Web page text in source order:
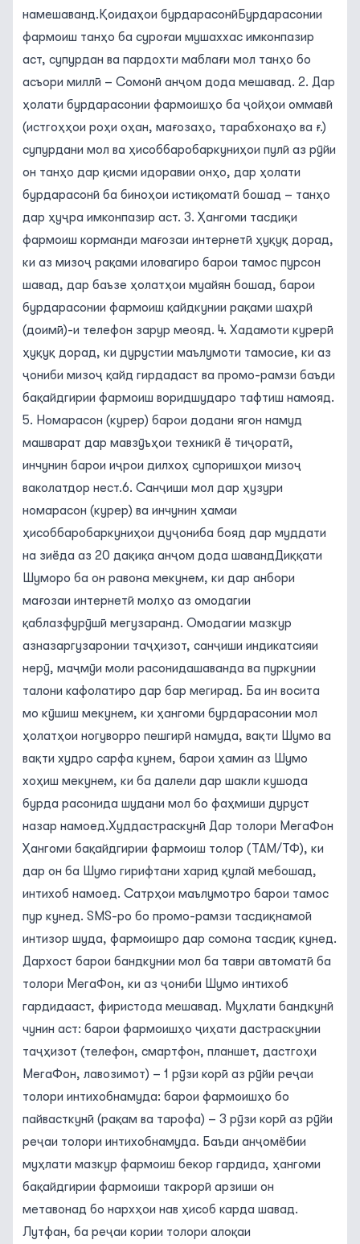
намешаванд. Қоидаҳои бурдарасонӣБурдарасонии
фармоиш танҳо ба суроғаи мушаххас имконпазир
аст, супурдан ва пардохти маблағи мол танҳо бо
асъори миллӣ – Сомонӣ анҷом дода мешавад. 2. Дар
ҳолати бурдарасонии фармоишҳо ба ҷойҳои оммавӣ
(истгоҳҳои роҳи оҳан, мағозаҳо, тарабхонаҳо ва ғ.)
супурдани мол ва ҳисоббаробаркуниҳои пулӣ аз рӯйи
он танҳо дар қисми идоравии онҳо, дар ҳолати
бурдарасонӣ ба биноҳои истиқоматӣ бошад – танҳо
дар ҳуҷра имконпазир аст. 3. Ҳангоми тасдиқи
фармоиш корманди мағозаи интернетӣ ҳуқуқ дорад,
ки аз мизоҷ рақами иловагиро барои тамос пурсон
шавад, дар баъзе ҳолатҳои муайян бошад, барои
бурдарасонии фармоиш қайдкунии рақами шаҳрӣ
(доимӣ)-и телефон зарур меояд. 4. Хадамоти курерӣ
ҳуқуқ дорад, ки дурустии маълумоти тамосие, ки аз
ҷониби мизоҷ қайд гирдадаст ва промо-рамзи баъди
бақайдгирии фармоиш воридшударо тафтиш намояд.
5. Номарасон (курер) барои додани ягон намуд
машварат дар мавзӯъҳои техникӣ ё тиҷоратӣ,
инчунин барои иҷрои дилхоҳ супоришҳои мизоҷ
ваколатдор нест.6. Санҷиши мол дар ҳузури
номарасон (курер) ва инчунин ҳамаи
ҳисоббаробаркуниҳои дуҷониба бояд дар муддати
на зиёда аз 20 дақиқа анҷом дода шавандДиққати
Шуморо ба он равона мекунем, ки дар анбори
мағозаи интернетӣ молҳо аз омодагии
қаблазфурӯшӣ мегузаранд. Омодагии мазкур
азназаргузаронии таҷҳизот, санҷиши индикатсияи
нерӯ, маҷмӯи моли расонидашаванда ва пуркунии
талони кафолатиро дар бар мегирад. Ба ин восита
мо кӯшиш мекунем, ки ҳангоми бурдарасонии мол
ҳолатҳои ногуворро пешгирӣ намуда, вақти Шумо ва
вақти худро сарфа кунем, барои ҳамин аз Шумо
хоҳиш мекунем, ки ба далели дар шакли кушода
бурда расонида шудани мол бо фаҳмиши дуруст
назар намоед.Худдастраскунӣ Дар толори МегаФон
Ҳангоми бақайдгирии фармоиш толор (ТАМ/ТФ), ки
дар он ба Шумо гирифтани харид қулай мебошад,
интихоб намоед. Сатрҳои маълумотро барои тамос
пур кунед. SMS-ро бо промо-рамзи тасдиқнамоӣ
интизор шуда, фармоишро дар сомона тасдиқ кунед.
Дархост барои бандкунии мол ба таври автоматӣ ба
толори МегаФон, ки аз ҷониби Шумо интихоб
гардидааст, фиристода мешавад. Муҳлати бандкунӣ
чунин аст: барои фармоишҳо ҷиҳати дастраскунии
таҷҳизот (телефон, смартфон, планшет, дастгоҳи
МегаФон, лавозимот) – 1 рӯзи корӣ аз рӯйи реҷаи
толори интихобнамуда: барои фармоишҳо бо
пайвасткунӣ (рақам ва тарофа) – 3 рӯзи корӣ аз рӯйи
реҷаи толори интихобнамуда. Баъди анҷомёбии
муҳлати мазкур фармоиш бекор гардида, ҳангоми
бақайдгирии фармоиши такрорӣ арзиши он
метавонад бо нархҳои нав ҳисоб карда шавад.
Лутфан, ба реҷаи кории толори алоқаи